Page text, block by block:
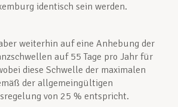
identisch sein werden.
weiterhin auf eine Anhebung der
auf 55 Tage pro Jahr für
diese Schwelle der maximalen
der allgemeingültigen
von 25 % entspricht.